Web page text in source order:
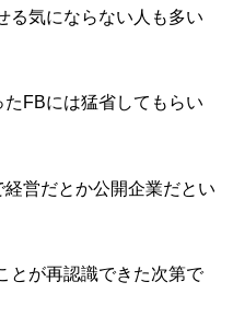
る気にならない人も多い
FBには猛省してもらい
営だとか公開企業だとい
とが再認識できた次第で